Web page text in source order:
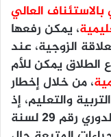
العالي
، يمكن رفعها
الزوجية، عند
يمكن للأم
، من خلال إخطار
والتعليم، إذ
، الكتاب الدوري رقم 29 لسنة